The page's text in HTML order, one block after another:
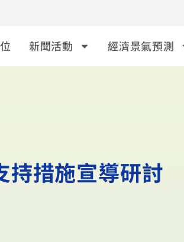
新聞活動 經濟景氣預測
持措施宣導研討